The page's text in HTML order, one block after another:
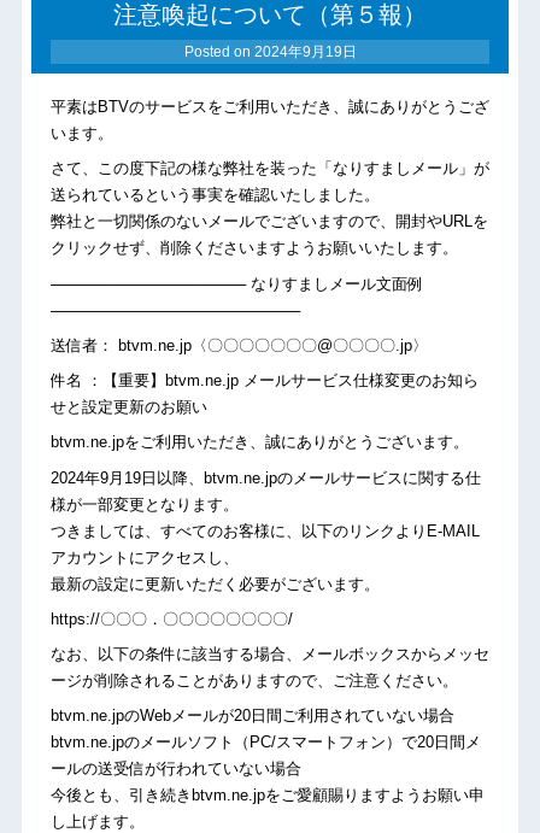
注意喚起について（第５報）
Posted on 2024年9月19日
平素はBTVのサービスをご利用いただき、誠にありがとうござ
います。
さて、この度下記の様な弊社を装った「なりすましメール」が
送られているという事実を確認いたしました。
弊社と一切関係のないメールでございますので、開封やURLを
クリックせず、削除くださいますようお願いいたします。
────────────────── なりすましメール文面例
───────────────────────
送信者： btvm.ne.jp〈〇〇〇〇〇〇〇@〇〇〇〇.jp〉
件名 ：【重要】btvm.ne.jp メールサービス仕様変更のお知ら
せと設定更新のお願い
btvm.ne.jpをご利用いただき、誠にありがとうございます。
2024年9月19日以降、btvm.ne.jpのメールサービスに関する仕
様が一部変更となります。
つきましては、すべてのお客様に、以下のリンクよりE-MAIL
アカウントにアクセスし、
最新の設定に更新いただく必要がございます。
https://〇〇〇．〇〇〇〇〇〇〇〇/
なお、以下の条件に該当する場合、メールボックスからメッセ
ージが削除されることがありますので、ご注意ください。
btvm.ne.jpのWebメールが20日間ご利用されていない場合
btvm.ne.jpのメールソフト（PC/スマートフォン）で20日間メ
ールの送受信が行われていない場合
今後とも、引き続きbtvm.ne.jpをご愛顧賜りますようお願い申
し上げます。